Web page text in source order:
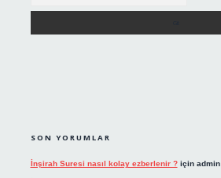
SON YORUMLAR
İnşirah Suresi nasıl kolay ezberlenir ?için admin